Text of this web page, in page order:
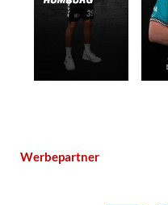
Werbepartner